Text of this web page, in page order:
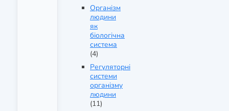
Організм
людини
як
біологічна
система
(4)
Регуляторні
системи
організму
людини
(11)